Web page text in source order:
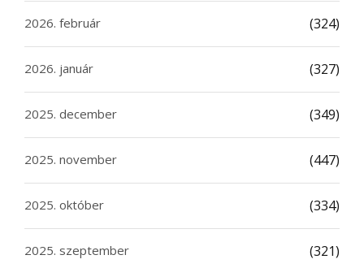
2026. február (324)
2026. január (327)
2025. december (349)
2025. november (447)
2025. október (334)
2025. szeptember (321)